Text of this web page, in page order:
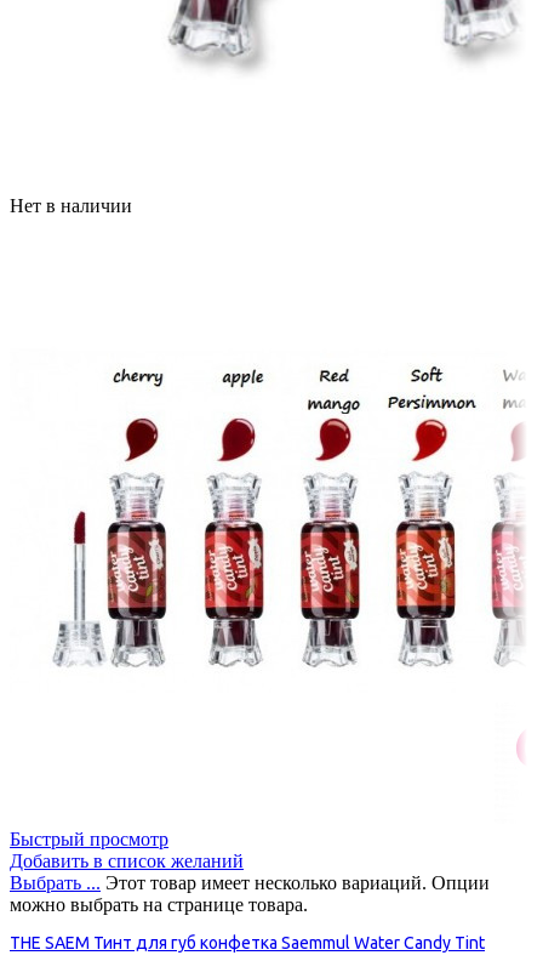
Нет в наличии
Быстрый просмотр
Добавить в список желаний
Выбрать ... Этот товар имеет несколько вариаций. Опции
можно выбрать на странице товара.
THE SAEM Тинт для губ конфетка Saemmul Water Candy Tint